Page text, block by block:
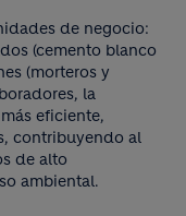
de negocio:
(cemento blanco
(morteros y
la
eficiente,
contribuyendo al
de alto
ambiental.